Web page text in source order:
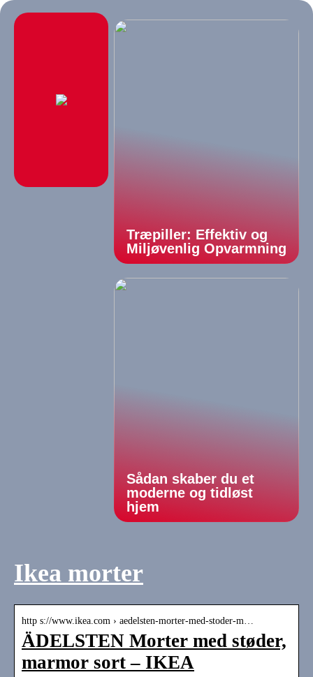
Træpiller: Effektiv og
Miljøvenlig Opvarmning
Sådan skaber du et
moderne og tidløst
hjem
Ikea morter
http s://www.ikea.com › aedelsten-morter-med-stoder-m…
ÄDELSTEN Morter med støder,
marmor sort – IKEA